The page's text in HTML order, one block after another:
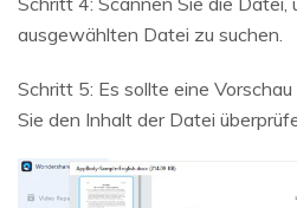
ausgewählten Datei zu suchen.
Schritt 5: Es sollte eine
Sie den Inhalt der Datei